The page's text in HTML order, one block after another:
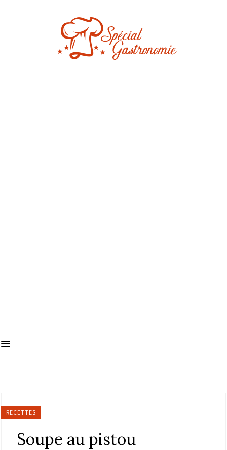
RECETTES
Soupe au pistou